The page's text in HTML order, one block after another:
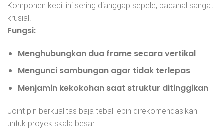
Komponen kecil ini sering dianggap sepele, padahal sangat
krusial.
Fungsi:
Menghubungkan dua frame secara vertikal
Mengunci sambungan agar tidak terlepas
Menjamin kekokohan saat struktur ditinggikan
Joint pin berkualitas baja tebal lebih direkomendasikan
untuk proyek skala besar.